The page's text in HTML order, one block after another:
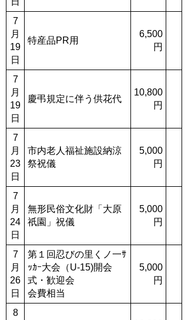
7
月
19
日
特産品PR用
6,500
円
7
月
19
日
慶弔規定に伴う供花代
10,800
円
7
月
23
日
市内老人福祉施設納涼
祭祝儀
5,000
円
7
月
24
日
無形民俗文化財「大原
祇園」祝儀
5,000
円
7
月
26
日
第１回忍びの里くノ一ｻ
ｯｶｰ大会（U-15)開会
式・歓迎会
会費相当
5,000
円
8